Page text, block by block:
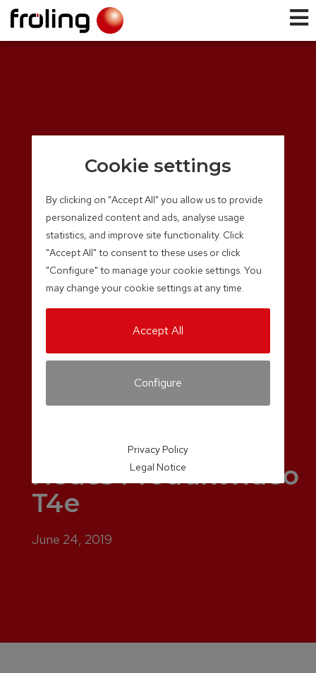
Neues Produktvideo
T4e
June 24, 2019
Cookie settings
By clicking on "Accept All" you allow us to provide
personalized content and ads, analyse usage
statistics, and improve site functionality. Click
"Accept All" to consent to these uses or click
"Configure" to manage your cookie settings. You
may change your cookie settings at any time.
Accept All
Configure
Privacy Policy
Legal Notice